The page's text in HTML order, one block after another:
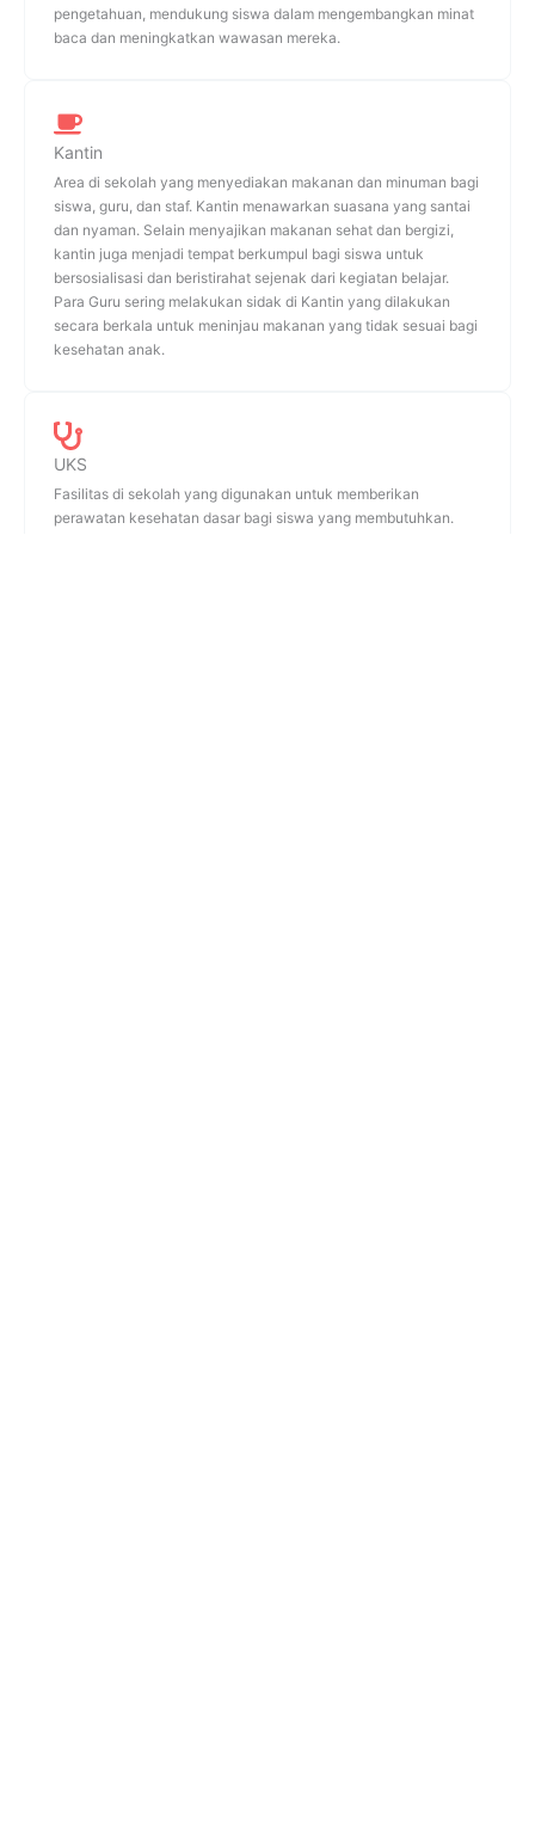
pengetahuan, mendukung siswa dalam mengembangkan minat
baca dan meningkatkan wawasan mereka.
Kantin
Area di sekolah yang menyediakan makanan dan minuman bagi
siswa, guru, dan staf. Kantin menawarkan suasana yang santai
dan nyaman. Selain menyajikan makanan sehat dan bergizi,
kantin juga menjadi tempat berkumpul bagi siswa untuk
bersosialisasi dan beristirahat sejenak dari kegiatan belajar.
Para Guru sering melakukan sidak di Kantin yang dilakukan
secara berkala untuk meninjau makanan yang tidak sesuai bagi
kesehatan anak.
UKS
Fasilitas di sekolah yang digunakan untuk memberikan
perawatan kesehatan dasar bagi siswa yang membutuhkan.